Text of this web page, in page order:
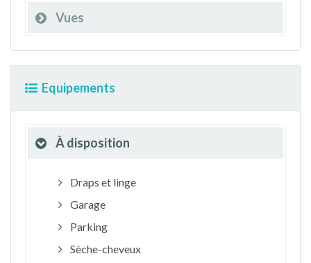
Vues
Equipements
À disposition
Draps et linge
Garage
Parking
Sèche-cheveux